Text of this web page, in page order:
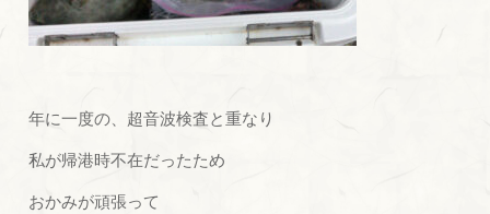
年に一度の、超音波検査と重なり
私が帰港時不在だったため
おかみが頑張って